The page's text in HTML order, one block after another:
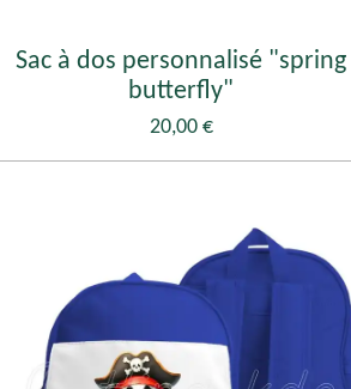
Sac à dos personnalisé "spring
butterfly"
20,00 €